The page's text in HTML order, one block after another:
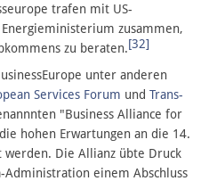
trafen mit US-
zusammen,
zu beraten.[32]
unter anderen
Services Forum und Trans-
"Business Alliance for
hohen Erwartungen an die 14.
werden. Die Allianz übte Druck
Administration einem Abschluss